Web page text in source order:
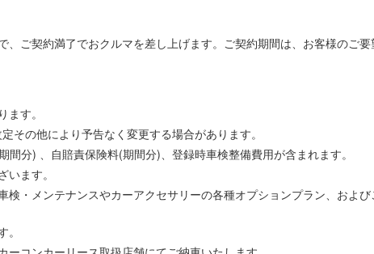
ご契約満了でおクルマを差し上げます。ご契約期間は、お客様のご
す。
の他により予告なく変更する場合があります。
分) 、自賠責保険料(期間分)、登録時車検整備費用が含まれます。
ます。
・メンテナンスやカーアクセサリーの各種オプションプラン、およ